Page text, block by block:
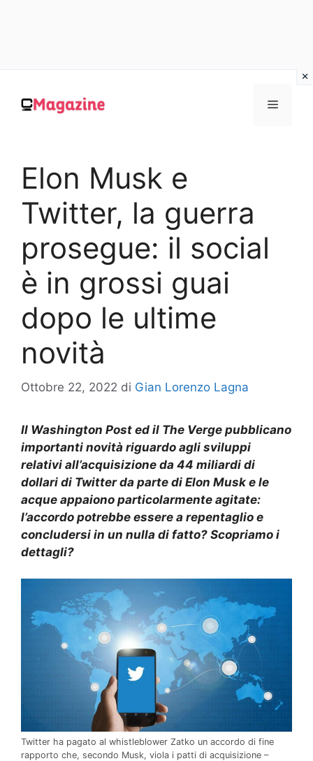
contenuto
MENU
Elon Musk e
Twitter, la guerra
prosegue: il social
è in grossi guai
dopo le ultime
novità
Ottobre 22, 2022 di Gian Lorenzo Lagna
Il Washington Post ed il The Verge pubblicano
importanti novità riguardo agli sviluppi
relativi all’acquisizione da 44 miliardi di
dollari di Twitter da parte di Elon Musk e le
acque appaiono particolarmente agitate:
l’accordo potrebbe essere a repentaglio e
concludersi in un nulla di fatto? Scopriamo i
dettagli?
Twitter ha pagato al whistleblower Zatko un accordo di fine
rapporto che, secondo Musk, viola i patti di acquisizione –